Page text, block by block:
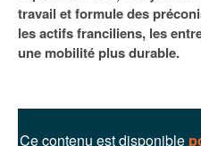
Innovation
Marchés publics
78
92
Portraits
Éditions précédentes
Le podcast
Lire les résumés
travail et formule des
les actifs franciliens, les
une mobilité plus durable.
Ce contenu est disponible